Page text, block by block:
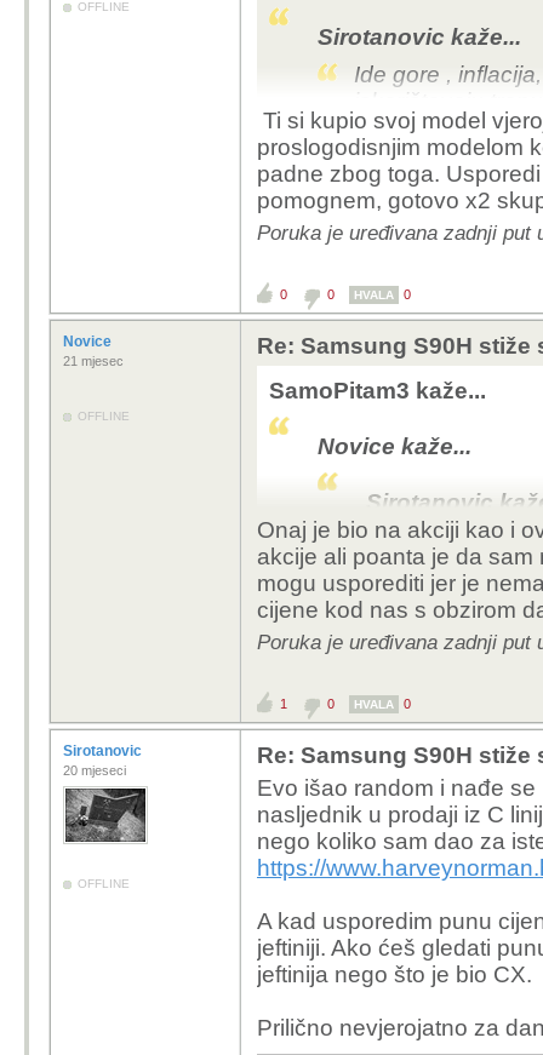
OFFLINE
Sirotanovic kaže...
Ide gore ,
iskorištavaju
akciji kupio LG
12 000kn.! Zatim
izlaska C2.
Te smo narednih
u zapravo pada,
Mene je 55CX3
Tako da, koliko ja
slučaju
Ti si kupio svoj model
proslogodisnjim modelom
padne zbog toga.
pomognem, gotovo x2
Poruka je uređivana zadnji put
0 0 HVALA 0
Novice
21 mjesec
OFFLINE
Re: Samsung S90H
SamoPitam3 kaže...
Novice kaže...
Sirotanovic
Ide gore ,
iskorištavaju
sam na
prava cijena
skočila na
OLED-u
Mene je 55CX3
toga. Tako da,
konkretnom
Ti si kupio svoj model
sa proslogodisnjim
Ili da ti pomognem,
Onaj je bio na akciji kao i
akcije ali poanta je da
mogu usporediti jer je
cijene kod nas s obzirom
Poruka je uređivana zadnji put
1 0 HVALA 0
Sirotanovic
20 mjeseci
OFFLINE
Re: Samsung S90H
Evo išao random i nađe
nasljednik u prodaji iz C
nego koliko sam dao za
https://
A kad usporedim punu
jeftiniji. Ako ćeš gledati
jeftinija nego što je bio CX.
Prilično nevjerojatno za